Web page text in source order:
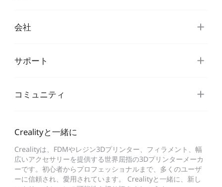
会社
サポート
コミュニティ
Crealityと一緒に
Crealityは、FDMやレジン3Dプリンター、フィラメント、幅
広いアクセサリーを提供する世界屈指の3Dプリンターメーカ
ーです。初心者からプロフェッショナルまで、多くのユーザ
ーに信頼され、愛用されています。 Crealityと一緒に、新し